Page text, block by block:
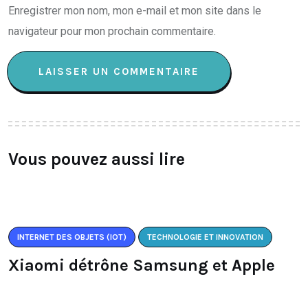
Enregistrer mon nom, mon e-mail et mon site dans le
navigateur pour mon prochain commentaire.
Vous pouvez aussi lire
INTERNET DES OBJETS (IOT) TECHNOLOGIE ET INNOVATION
Xiaomi détrône Samsung et Apple